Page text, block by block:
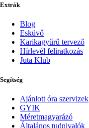
Extrák
Blog
Esküvő
Karikagyűrű tervező
Hírlevél feliratkozás
Juta Klub
Segítség
Ajánlott óra szervizek
GYIK
Méretmagyarázó
Általános tudnivalók